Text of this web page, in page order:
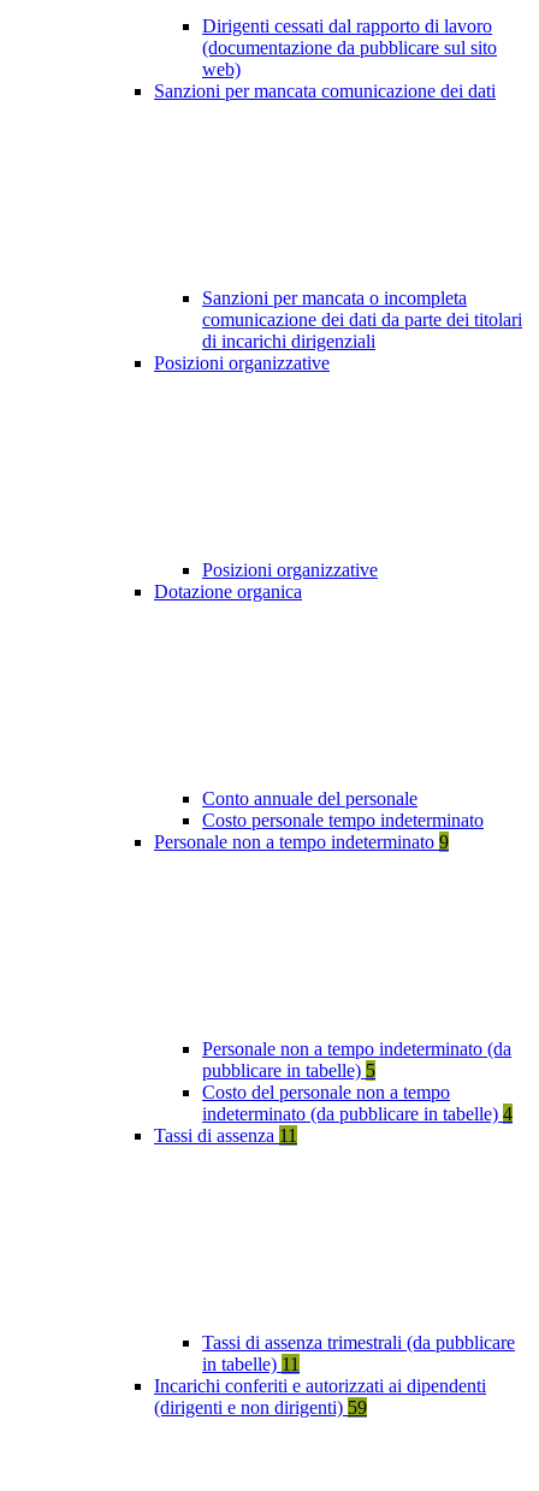
Dirigenti cessati dal rapporto di lavoro
(documentazione da pubblicare sul sito
web)
Sanzioni per mancata comunicazione dei dati
Sanzioni per mancata o incompleta
comunicazione dei dati da parte dei titolari
di incarichi dirigenziali
Posizioni organizzative
Posizioni organizzative
Dotazione organica
Conto annuale del personale
Costo personale tempo indeterminato
Personale non a tempo indeterminato 9
Personale non a tempo indeterminato (da
pubblicare in tabelle) 5
Costo del personale non a tempo
indeterminato (da pubblicare in tabelle) 4
Tassi di assenza 11
Tassi di assenza trimestrali (da pubblicare
in tabelle) 11
Incarichi conferiti e autorizzati ai dipendenti
(dirigenti e non dirigenti) 59